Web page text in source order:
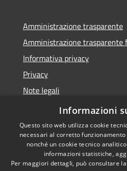
Amministrazione trasparente
Amministrazione
Informativa privacy
Privacy
Note legali
Dichiarazione di accessibilità
Informazioni
Questo sito web utilizza cookie
necessari al corretto
nonché un cookie tecnico
informazioni statistiche,
Per maggiori dettagli, può consultare